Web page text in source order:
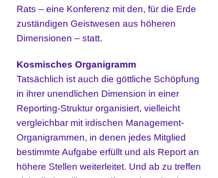
Rats – eine Konferenz mit den, für die Erde
zuständigen Geistwesen aus höheren
Dimensionen – statt.
Kosmisches Organigramm
Tatsächlich ist auch die göttliche Schöpfung
in ihrer unendlichen Dimension in einer
Reporting-Struktur organisiert, vielleicht
vergleichbar mit irdischen Management-
Organigrammen, in denen jedes Mitglied
bestimmte Aufgabe erfüllt und als Report an
höhere Stellen weiterleitet. Und ab zu treffen